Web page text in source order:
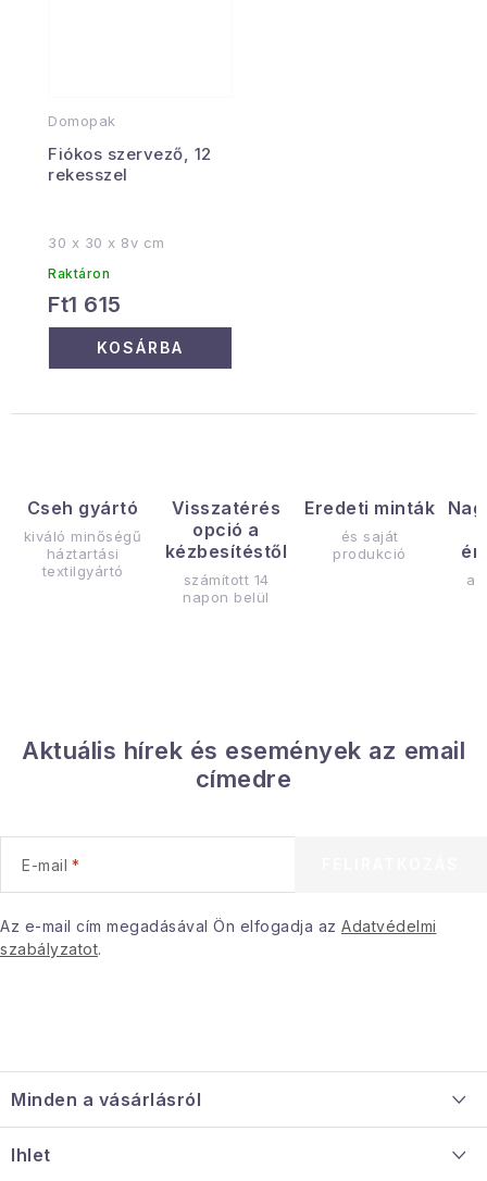
Cseh gyártó
kiváló minőségű
háztartási
textilgyártó
Visszatérés
opció a
kézbesítéstől
számított 14
napon belül
Eredeti minták
és saját
produkció
Domopak
Fiókos szervező, 12
rekesszel
30 x 30 x 8v cm
Raktáron
Ft1 615
KOSÁRBA
Aktuális hírek és események az email
címedre
E-mail
Az e-mail cím megadásával Ön elfogadja az Adatvédelmi
szabályzatot.
á
b
é
Minden a vásárlásról
Ihlet